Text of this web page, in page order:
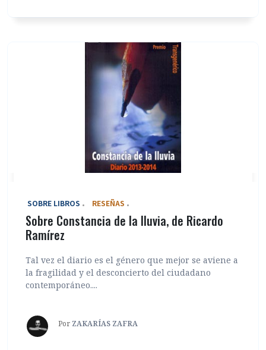
‎ SOBRE LIBROS RESEÑAS
Sobre Constancia de la lluvia, de Ricardo
Ramírez
Tal vez el diario es el género que mejor se aviene a
la fragilidad y el desconcierto del ciudadano
contemporáneo....
Por ZAKARÍAS ZAFRA